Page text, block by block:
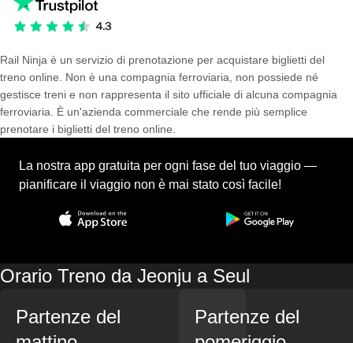
Rail Ninja è un servizio di prenotazione per acquistare biglietti del
treno online. Non è una compagnia ferroviaria, non possiede né
gestisce treni e non rappresenta il sito ufficiale di alcuna compagnia
ferroviaria. È un'azienda commerciale che rende più semplice
prenotare i biglietti del treno online.
La nostra app gratuita per ogni fase del tuo viaggio —
pianificare il viaggio non è mai stato così facile!
Orario Treno da Jeonju a Seul
Partenze del
Partenze del